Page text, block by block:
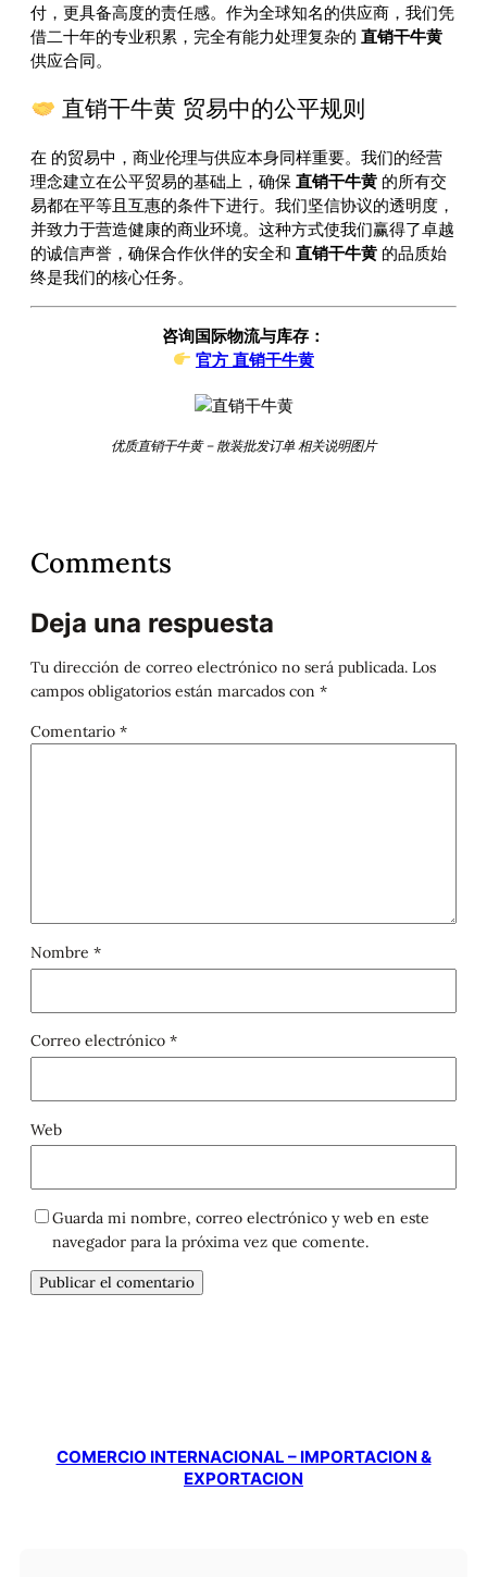
付，更具备高度的责任感。作为全球知名的供应商，我们凭
借二十年的专业积累，完全有能力处理复杂的 直销干牛黄
供应合同。
直销干牛黄 贸易中的公平规则
在 的贸易中，商业伦理与供应本身同样重要。我们的经营
理念建立在公平贸易的基础上，确保 直销干牛黄 的所有交
易都在平等且互惠的条件下进行。我们坚信协议的透明度，
并致力于营造健康的商业环境。这种方式使我们赢得了卓越
的诚信声誉，确保合作伙伴的安全和 直销干牛黄 的品质始
终是我们的核心任务。
咨询国际物流与库存：
官方 直销干牛黄
优质直销干牛黄 – 散装批发订单 相关说明图片
Comments
Deja una respuesta
Tu dirección de correo electrónico no será publicada. Los
campos obligatorios están marcados con *
Comentario *
Nombre *
Correo electrónico *
Web
Guarda mi nombre, correo electrónico y web en este
navegador para la próxima vez que comente.
COMERCIO INTERNACIONAL – IMPORTACION &
EXPORTACION